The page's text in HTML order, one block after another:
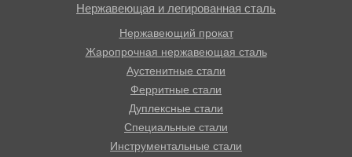
Нержавеющая и легированная сталь
Нержавеющий прокат
Жаропрочная нержавеющая сталь
Аустенитные стали
Ферритные стали
Дуплексные стали
Специальные стали
Инструментальные стали